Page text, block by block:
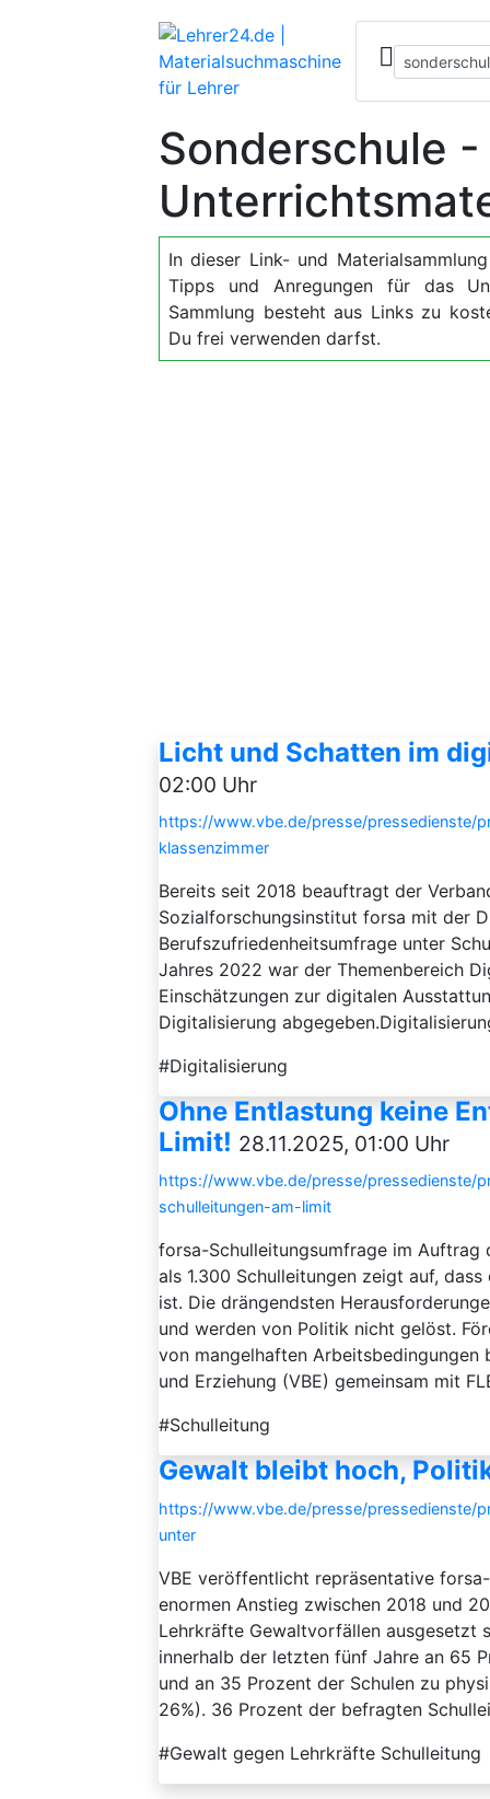
Sonderschule -
In dieser Link- und
Tipps und Anregungen für das
Sammlung besteht aus Links zu
Du frei verwenden darfst.
Licht und Schatten im
02:00 Uhr
https://www.vbe.de/presse/
klassenzimmer
Bereits seit 2018 beauftragt der
Sozialforschungsinstitut forsa mit der
Berufszufriedenheitsumfrage unter
Jahres 2022 war der Themenbereich
Einschätzungen zur digitalen
Digitalisierung
#Digitalisierung
Ohne Entlastung keine
Limit! 28.11.2025, 01:00 Uhr
https://www.vbe.de/presse/pressedienste/
schulleitungen-am-limit
forsa-Schulleitungsumfrage im Auftrag
als 1.300 Schulleitungen zeigt auf,
ist. Die drängendsten
und werden von Politik nicht gelöst.
von mangelhaften Arbeitsbedingungen
und Erziehung (VBE) gemeinsam mit
#Schulleitung
Gewalt bleibt hoch,
https://www.vbe.de/presse/
unter
VBE veröffentlicht repräsentative
enormen Anstieg zwischen 2018 und
Lehrkräfte Gewaltvorfällen ausgesetzt
innerhalb der letzten fünf Jahre an 65
und an 35 Prozent der Schulen zu
26%). 36 Prozent der befragten
#Gewalt gegen Lehrkräfte Schulleitung